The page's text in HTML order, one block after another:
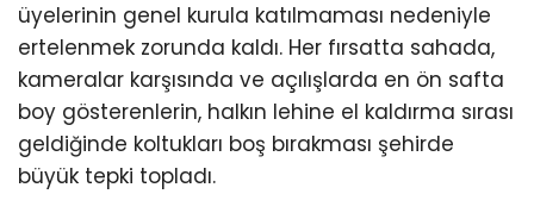
üyelerinin genel kurula katılmaması nedeniyle
ertelenmek zorunda kaldı. Her fırsatta sahada,
kameralar karşısında ve açılışlarda en ön safta
boy gösterenlerin, halkın lehine el kaldırma sırası
geldiğinde koltukları boş bırakması şehirde
büyük tepki topladı.